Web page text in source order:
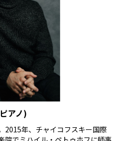
アノ)
2015年、チャイコフスキー国際